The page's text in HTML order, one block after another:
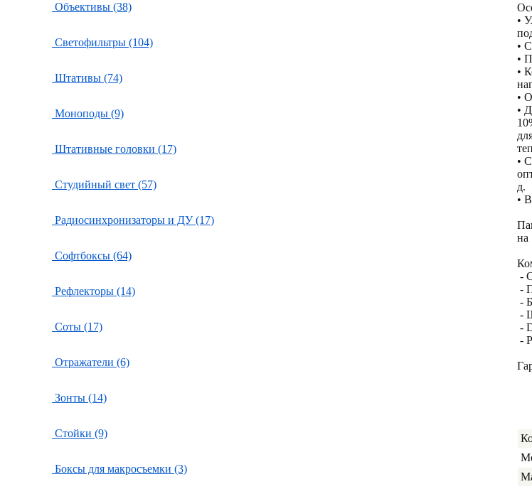
Объективы (38)
Светофильтры (104)
Штативы (74)
Моноподы (9)
Штативные головки (17)
Студийный свет (57)
Радиосинхронизаторы и ДУ (17)
Софтбоксы (64)
Рефлекторы (14)
Соты (17)
Отражатели (6)
Зонты (14)
Стойки (9)
Боксы для макросъемки (3)
•
•
•
•
•
•
•
д.
•
на
-
-
-
-
-
-